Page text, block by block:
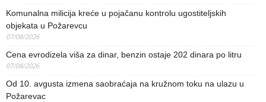
Komunalna milicija kreće u pojačanu kontrolu ugostiteljskih
objekata u Požarevcu
07/08/2026
Cena evrodizela viša za dinar, benzin ostaje 202 dinara po litru
07/08/2026
Od 10. avgusta izmena saobraćaja na kružnom toku na ulazu u
Požarevac